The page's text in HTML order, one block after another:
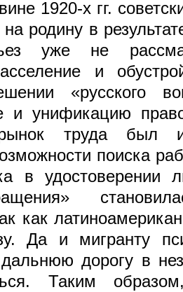
1920-х гг.
родину в
уже не
и
«русского
и унификацию
труда был
поиска
в удостоверении
как
Да и мигранту
дорогу в
Таким